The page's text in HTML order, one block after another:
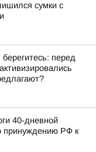
сумки с
перед
40-дневной
принуждению РФ к